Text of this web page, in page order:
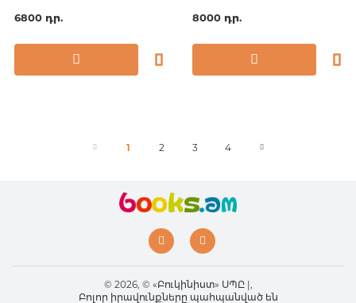
6800 դր.
8000 դր.
1 2 3 4
© 2026, © «Բուկինիստ» ՍՊԸ |,
Բոլոր իրավունքները պահպանված են